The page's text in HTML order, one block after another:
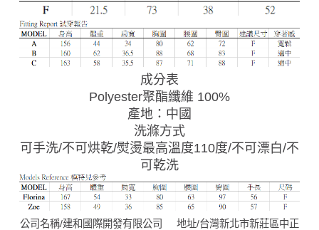
成分表
Polyester聚酯纖維 100%
產地：中國
洗滌方式
可手洗/不可烘乾/熨燙最高溫度110度/不可漂白/不
可乾洗
公司名稱/建和國際開發有限公司 地址/台灣新北市新莊區中正